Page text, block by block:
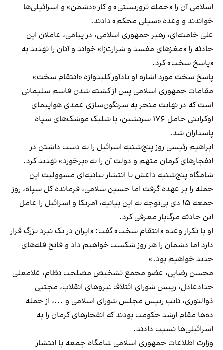
اسلامی آن را «حمله تروریستی» و کار «دشمن» و اسرائیلی‌ها
خواندند و وعده «سیلی محکم» دادند.
علی خامنه‌ای، رهبر جمهوری اسلامی، در پیامی، عاملان این
حادثه را «مغزهای مفسد و شرارت‌زا» خواند و آنان را تهدید به
«پاسخ سخت» کرد.
پاسخ سخت مورد اشاره او یادآور کلیدواژه «انتقام سخت»
مقامات جمهوری اسلامی پس از کشته شدن قاسم سلیمانی
است که در نهایت منجر به سرنگون‌سازی عمدی هواپیمای
اوکراینی حامل ۱۷۶ سرنشین، با شلیک موشک‌های سپاه
پاسداران شد.
ابراهیم رئیسی روز پنج‌شنبه اسرائیل را به دست داشتن در
انفجارهای کرمان متهم و دولت آن را به «برخورد» تهدید کرد.
شامگاه پنج‌شنبه داعش با انتشار بیانیه‌ای مسوولیت این
حمله را بر عهده گرفت اما حسین سلامی، فرمانده‌ کل سپاه، روز
جمعه ۱۵ دی بی‌توجه به این بیانیه، آمریکا و اسرائیل را عامل
این حادثه مرگ‌بار معرفی کرد.
او با تکرار وعده «انتقام سخت» گفت: «ایران در یک نبرد بزرگ قرار
دارد اما دشمان را هر روز شکست خواهیم داد و فاتح قله‌های
جدید خواهیم بود.»
محسن رضایی، عضو مجمع تشخیص مصلحت نظام، غلامعلی
حدادعادل، رییس شورای ائتلاف نیروهای انقلاب، مجتبی
ذوالنوری، نایب رییس مجلس شورای اسلامی و ...، از جمله
ده‌ها مقام ارشد حکومت بودند که انفجارهای کرمان را به
اسرائیلی‌ها نسبت دادند.
وزارت اطلاعات جمهوری اسلامی شامگاه جمعه با انتشار